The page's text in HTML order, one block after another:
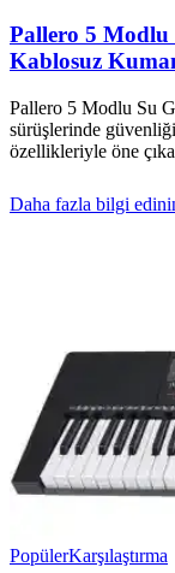
Pallero 5 Modlu
Kablosuz
Pallero 5 Modlu Su
sürüşlerinde
özellikleriyle öne
Daha fazla bilgi
PopülerKarşılaştırma